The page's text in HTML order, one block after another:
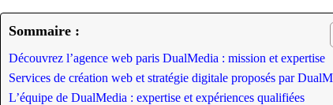
Sommaire :
Découvrez l’agence web paris DualMedia : mission et expertise
Services de création web et stratégie digitale proposés par
L’équipe de DualMedia : expertise et expériences qualifiées